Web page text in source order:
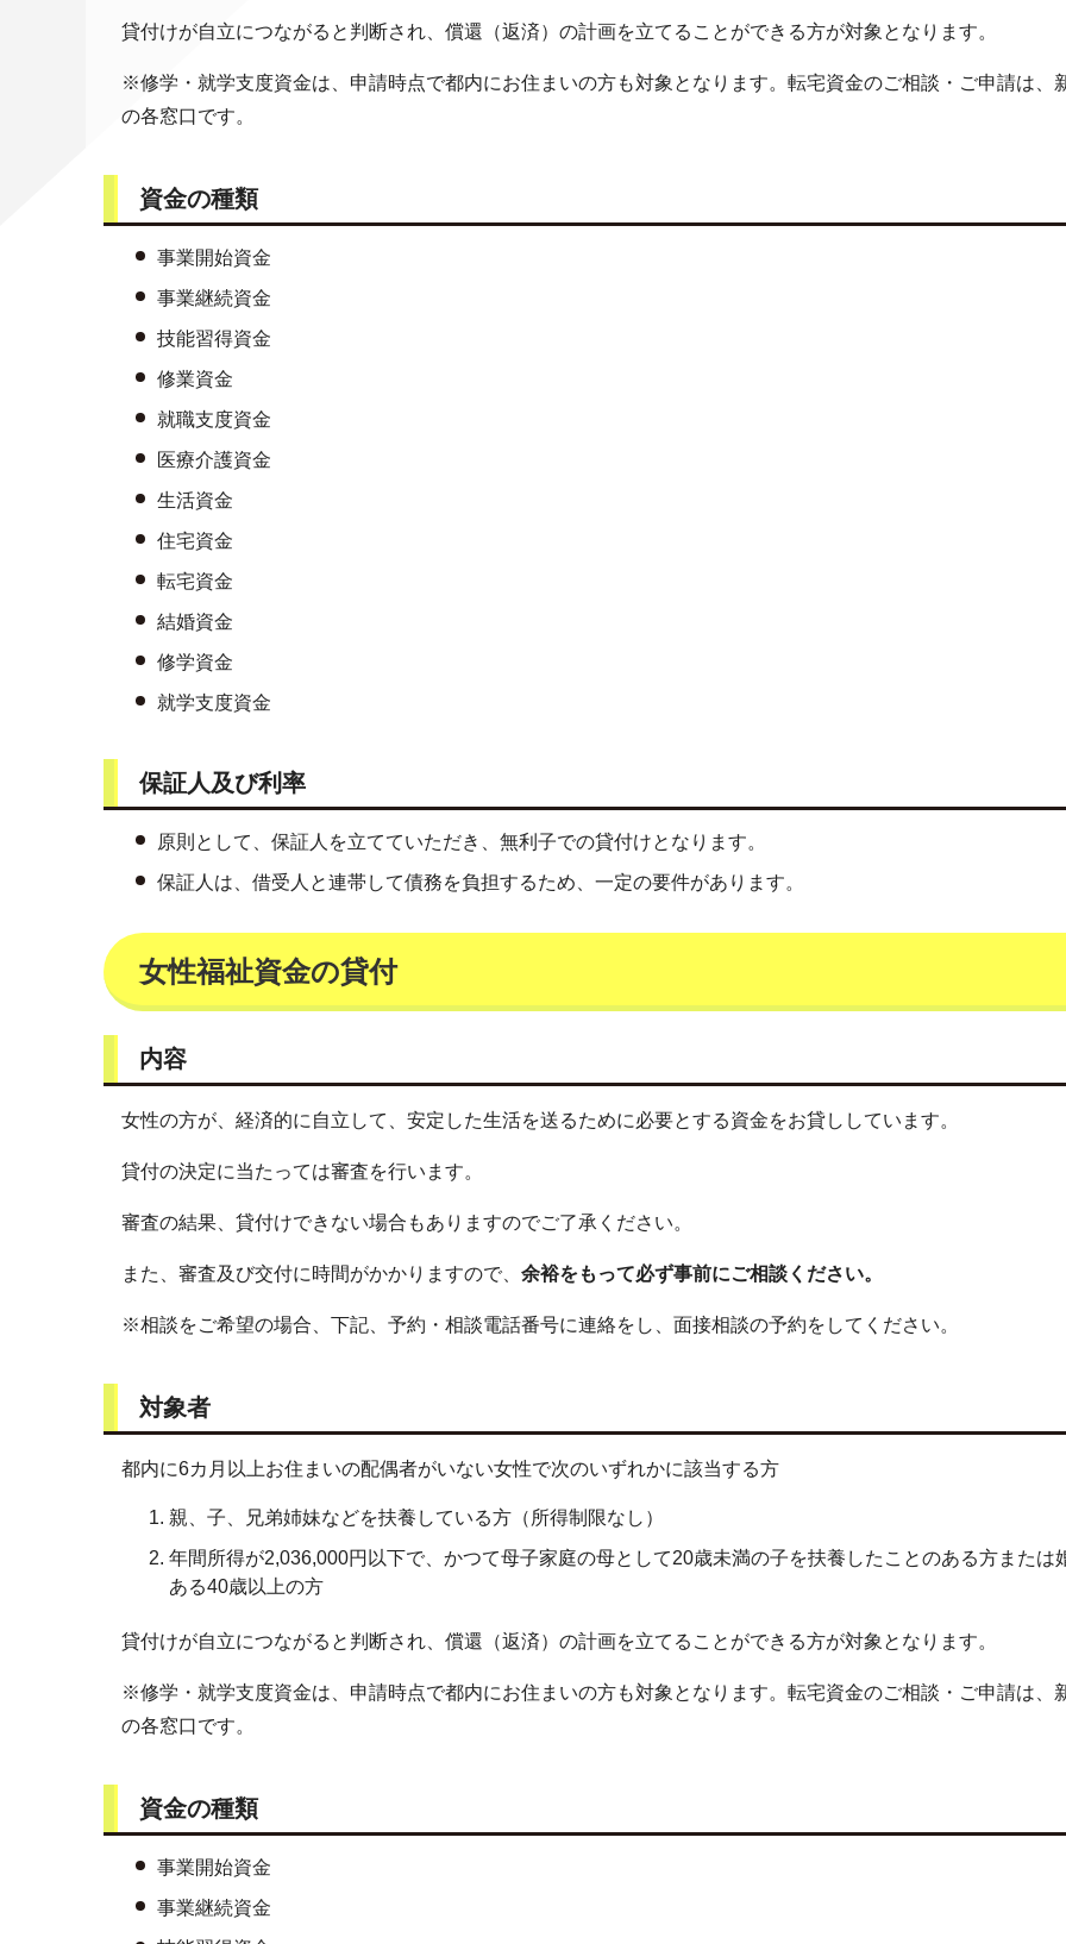
貸付けが自立につながると判断され、償還（返済）の計画を立てることができる方が対象となります。
※修学・就学支度資金は、申請時点で都内にお住まいの方も対象となります。転宅資金のご相談・ご申請は、
の各窓口です。
資金の種類
事業開始資金
事業継続資金
技能習得資金
修業資金
就職支度資金
医療介護資金
生活資金
住宅資金
転宅資金
結婚資金
修学資金
就学支度資金
保証人及び利率
原則として、保証人を立てていただき、無利子での貸付けとなります。
保証人は、借受人と連帯して債務を負担するため、一定の要件があります。
女性福祉資金の貸付
内容
女性の方が、経済的に自立して、安定した生活を送るために必要とする資金をお貸ししています。
貸付の決定に当たっては審査を行います。
審査の結果、貸付けできない場合もありますのでご了承ください。
また、審査及び交付に時間がかかりますので、 余裕をもって必ず事前にご相談ください。
※相談をご希望の場合、下記、予約・相談電話番号に連絡をし、面接相談の予約をしてください。
対象者
都内に6カ月以上お住まいの配偶者がいない女性で次のいずれかに該当する方
親、子、兄弟姉妹などを扶養している方（所得制限なし）
年間所得が2,036,000円以下で、かつて母子家庭の母として20歳未満の子を扶養したことのある方または
ある40歳以上の方
貸付けが自立につながると判断され、償還（返済）の計画を立てることができる方が対象となります。
※修学・就学支度資金は、申請時点で都内にお住まいの方も対象となります。転宅資金のご相談・ご申請は、
の各窓口です。
資金の種類
事業開始資金
事業継続資金